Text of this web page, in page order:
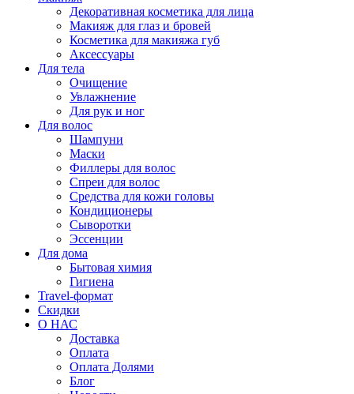
Декоративная косметика для лица
Макияж для глаз и бровей
Косметика для макияжа губ
Аксессуары
Для тела
Очищение
Увлажнение
Для рук и ног
Для волос
Шампуни
Маски
Филлеры для волос
Спреи для волос
Средства для кожи головы
Кондиционеры
Сыворотки
Эссенции
Для дома
Бытовая химия
Гигиена
Travel-формат
Скидки
О НАС
Доставка
Оплата
Оплата Долями
Блог